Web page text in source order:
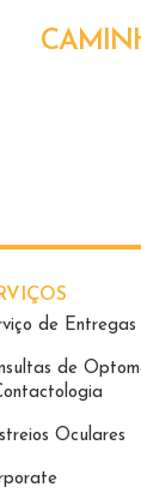
de Entregas
de
Oculares